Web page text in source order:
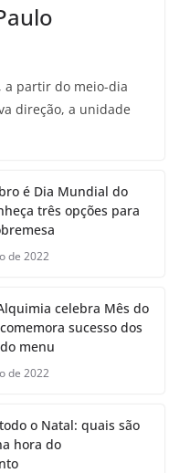
a partir do meio-dia
direção, a unidade
é Dia Mundial do
três opções para
de 2022
celebra Mês do
sucesso dos
menu
de 2022
o Natal: quais são
hora do